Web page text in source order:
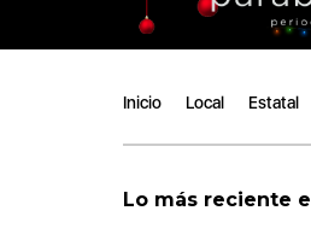
Inicio Local Estatal
Lo más reciente